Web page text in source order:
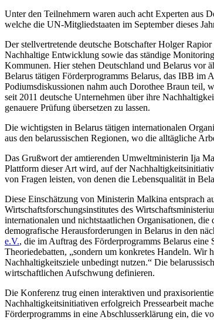
Unter den Teilnehmern waren auch acht Experten aus
welche die UN-Mitgliedstaaten im September dieses
Der stellvertretende deutsche Botschafter Holger
Nachhaltige Entwicklung sowie das ständige
Kommunen. Hier stehen Deutschland und Belarus vor
Belarus tätigen Förderprogramms Belarus, das IBB
Podiumsdiskussionen nahm auch Dorothee Braun teil,
seit 2011 deutsche Unternehmen über ihre
genauere Prüfung übersetzen zu lassen.
Die wichtigsten in Belarus tätigen internationalen
aus den belarussischen Regionen, wo die alltägliche
Das Grußwort der amtierenden Umweltministerin Ija
Plattform dieser Art wird, auf der
von Fragen leisten, von denen die Lebensqualität in
Diese Einschätzung von Ministerin Malkina entsprach
Wirtschaftsforschungsinstitutes des
internationalen und nichtstaatlichen Organisationen,
demografische Herausforderungen in Belarus in den
e.V., die im Auftrag des Förderprogramms Belarus
Theoriedebatten, „sondern um konkretes Handeln.
Nachhaltigkeitsziele unbedingt nutzen.“ Die
wirtschaftlichen Aufschwung definieren.
Die Konferenz trug einen interaktiven und
Nachhaltigkeitsinitiativen erfolgreich Pressearbeit
Förderprogramms in eine Abschlusserklärung ein, die